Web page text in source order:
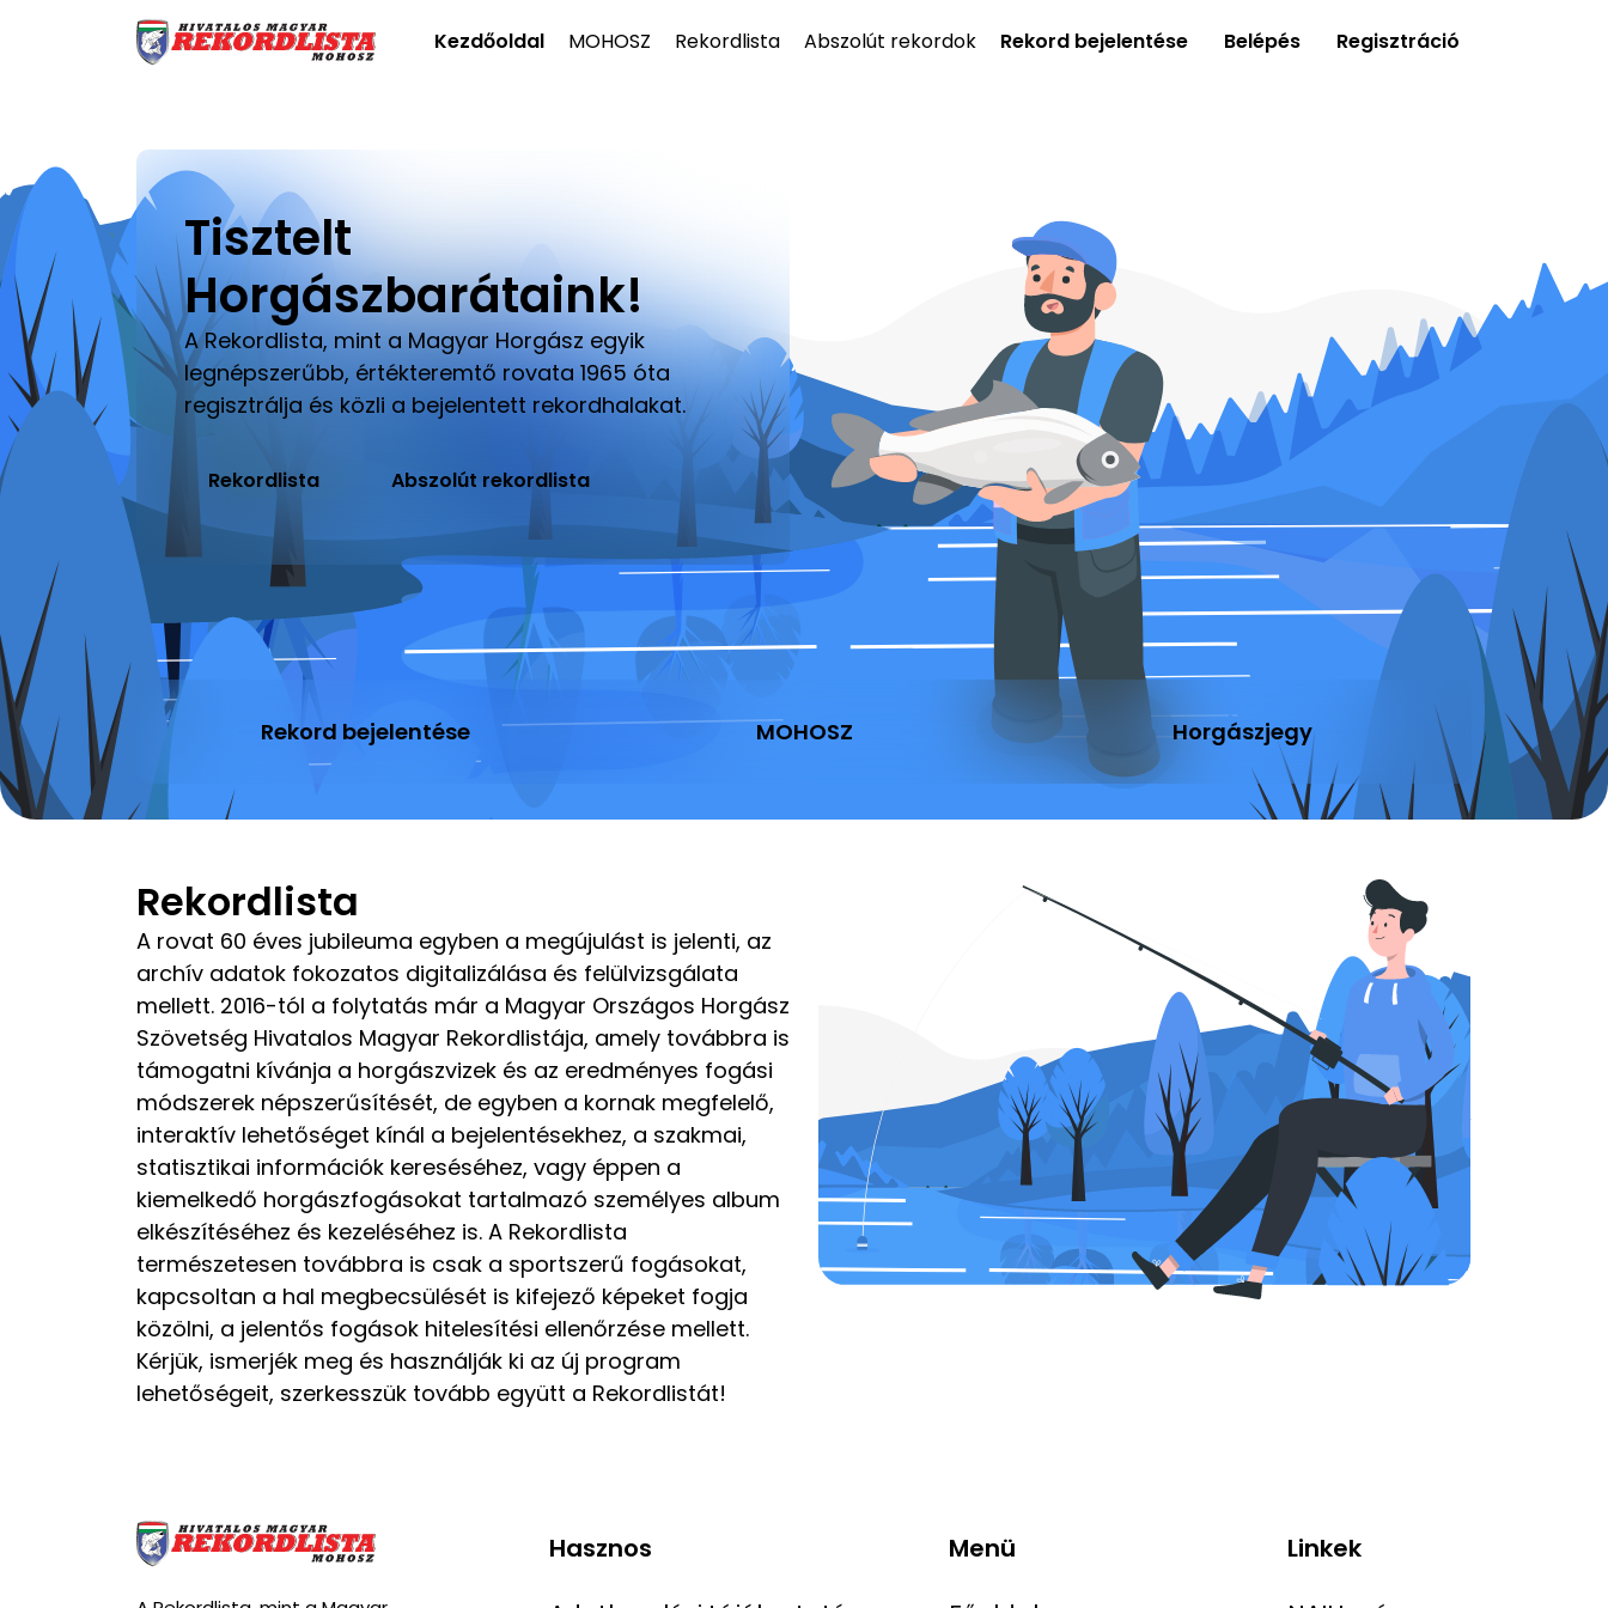
Kezdőoldal MOHOSZ Rekordlista Abszolút rekordok Rekord bejelentése Belépés Regisztráció
Tisztelt
Horgászbarátaink!
A Rekordlista, mint a Magyar Horgász egyik
legnépszerűbb, értékteremtő rovata 1965 óta
regisztrálja és közli a bejelentett rekordhalakat.
Rekordlista Abszolút rekordlista
Rekord bejelentése MOHOSZ Horgászjegy
Rekordlista
A rovat 60 éves jubileuma egyben a megújulást is jelenti, az
archív adatok fokozatos digitalizálása és felülvizsgálata
mellett. 2016-tól a folytatás már a Magyar Országos Horgász
Szövetség Hivatalos Magyar Rekordlistája, amely továbbra is
támogatni kívánja a horgászvizek és az eredményes fogási
módszerek népszerűsítését, de egyben a kornak megfelelő,
interaktív lehetőséget kínál a bejelentésekhez, a szakmai,
statisztikai információk kereséséhez, vagy éppen a
kiemelkedő horgászfogásokat tartalmazó személyes album
elkészítéséhez és kezeléséhez is. A Rekordlista
természetesen továbbra is csak a sportszerű fogásokat,
kapcsoltan a hal megbecsülését is kifejező képeket fogja
közölni, a jelentős fogások hitelesítési ellenőrzése mellett.
Kérjük, ismerjék meg és használják ki az új program
lehetőségeit, szerkesszük tovább együtt a Rekordlistát!
Hasznos
Menü
Linkek